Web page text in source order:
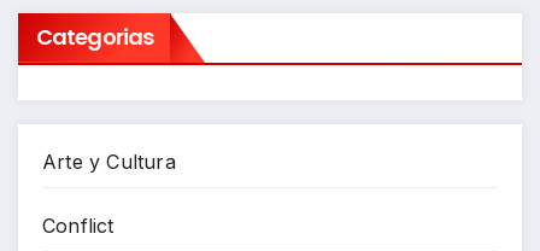
Categorias
Arte y Cultura
Conflict